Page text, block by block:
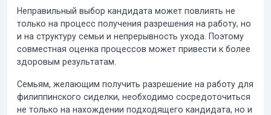
Неправильный выбор кандидата может повлиять не
только на процесс получения разрешения на работу, но
и на структуру семьи и непрерывность ухода. Поэтому
совместная оценка процессов может привести к более
здоровым результатам.
Семьям, желающим получить разрешение на работу для
филиппинского сиделки, необходимо сосредоточиться
не только на нахождении подходящего кандидата, но и